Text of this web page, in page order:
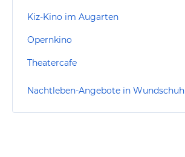
Kiz-Kino im Augarten
Opernkino
Theatercafe
Nachtleben-Angebote in Wundschuh